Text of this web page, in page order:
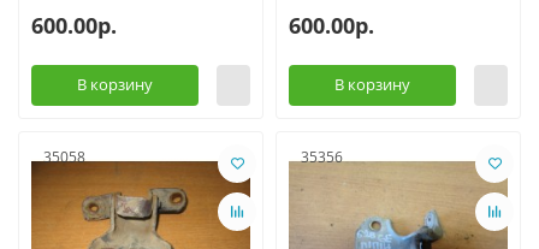
600.00р.
В корзину
600.00р.
В корзину
35058 35356